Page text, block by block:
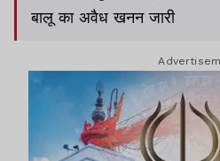
बालू का अवैध खनन जारी